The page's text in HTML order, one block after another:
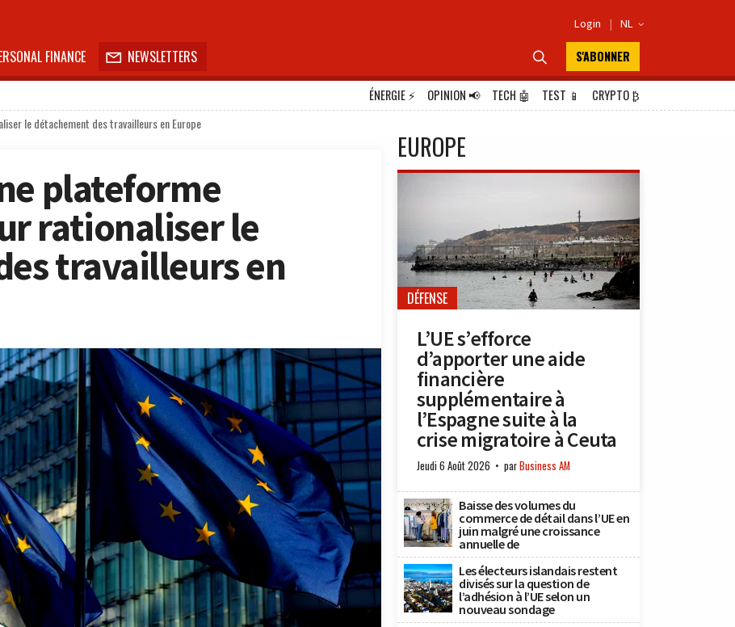
Login | NL 
FINANCE  NEWSLETTERS  S'ABONNER
ÉNERGIE⚡ OPINION📢 TECH 🤖 TEST 📱 CRYPTO₿
le détachement des travailleurs en Europe
plateforme
rationaliser le
travailleurs en
EUROPE
DÉFENSE
L’UE s’efforce
d’apporter une aide
financière
supplémentaire à
l’Espagne suite à la
crise migratoire à Ceuta
Jeudi 6 Août 2026 parBusiness AM
Baisse des volumes du
commerce de détail dans l’UE en
juin malgré une croissance
annuelle de
Les électeurs islandais restent
divisés sur la question de
l’adhésion à l’UE selon un
nouveau sondage